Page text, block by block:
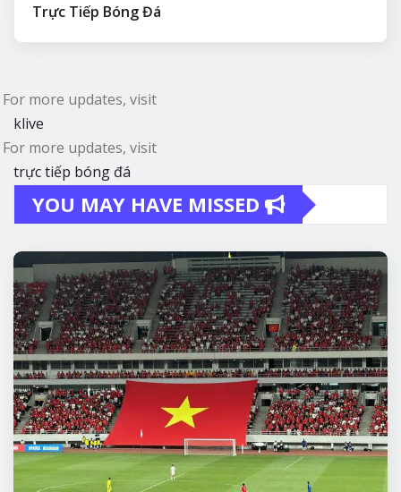
Trực Tiếp Bóng Đá
For more updates, visit
klive
For more updates, visit
trực tiếp bóng đá
YOU MAY HAVE MISSED